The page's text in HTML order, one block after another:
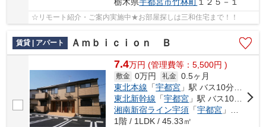
栃木県宇都宮市竹林町 １２５－１
☆リモート紹介・ご案内実施中★お部屋探しは三和住宅まで！！
賃貸 | アパート Ａｍｂｉｃｉｏｎ Ｂ
7.4万円 (管理費等：5,500円 )
敷金 0万円 礼金 0.5ヶ月
東北本線 「宇都宮 」駅 バス10分 「関東バス地蔵前」 停歩6分
東北新幹線 「宇都宮 」駅 バス10分 「関東バス地蔵前」 停歩6分
湘南新宿ライン宇須 「宇都宮 」駅 バス10分 「関東バス地蔵前」 停歩6分
1階 / 1LDK / 45.33㎡